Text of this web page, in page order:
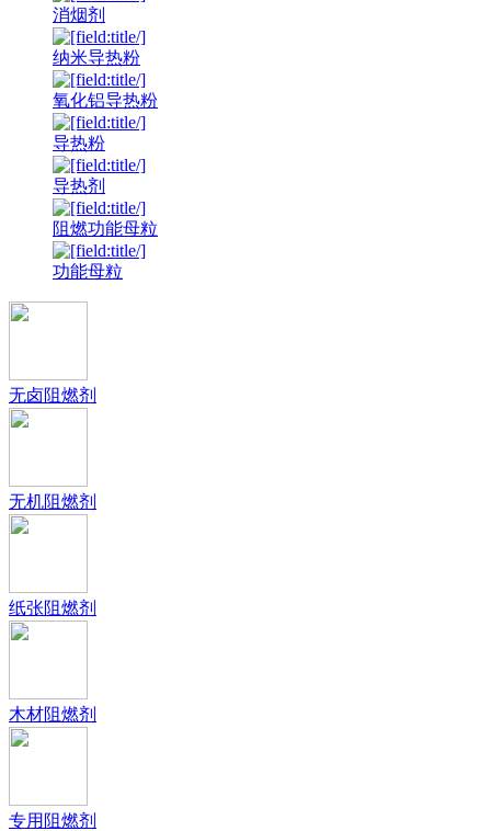
消烟剂
纳米导热粉
氧化铝导热粉
导热粉
导热剂
阻燃功能母粒
功能母粒
无卤阻燃剂
无机阻燃剂
纸张阻燃剂
木材阻燃剂
专用阻燃剂